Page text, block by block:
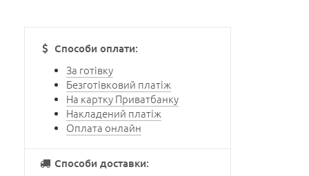
Способи оплати:
За готівку
Безготівковий платіж
На картку Приватбанку
Накладений платіж
Оплата онлайн
Способи доставки: